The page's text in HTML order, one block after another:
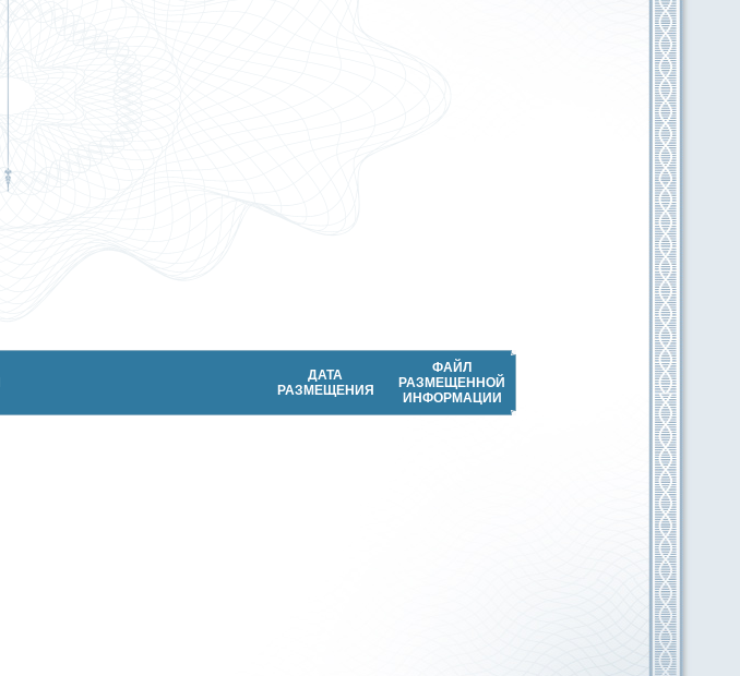
ДАТА
РАЗМЕЩЕНИЯ
ФАЙЛ
РАЗМЕЩЕННОЙ
ИНФОРМАЦИИ